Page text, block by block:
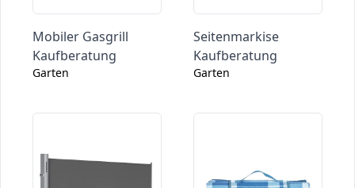
Mobiler Gasgrill
Kaufberatung
Garten
Seitenmarkise
Kaufberatung
Garten